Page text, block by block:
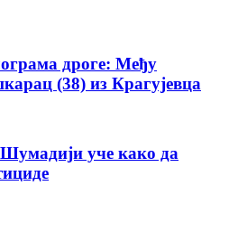
дроге: Међу
(38) из Крагујевца
уче како да